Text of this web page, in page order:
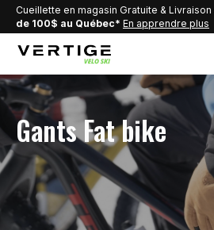
Cueillette en magasin Gratuite & Livraison
de 100$ au Québec* En apprendre plus
Gants Fat bike